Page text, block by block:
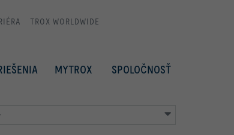
TROX WORLDWIDE
MYTROX SPOLOČNOSŤ